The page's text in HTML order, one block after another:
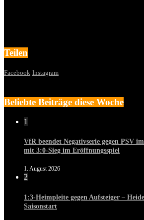
Teilen
Facebook Instagram
Beliebte Beiträge diese Woche
1
VfR beendet Negativserie gegen PSV
mit 3:0-Sieg im Eröffnungsspiel
1. August 2026
2
1:3-Heimpleite gegen Aufsteiger –
Saisonstart